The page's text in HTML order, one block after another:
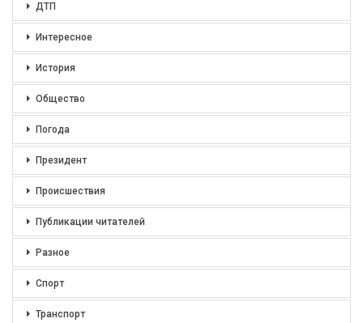
ДТП
Интересное
История
Общество
Погода
Президент
Происшествия
Публикации читателей
Разное
Спорт
Транспорт